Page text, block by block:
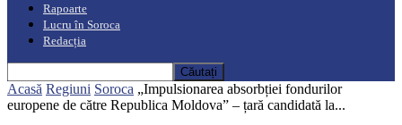
Rapoarte
Lucru în Soroca
Redacția
Acasă Regiuni Soroca „Impulsionarea absorbției fondurilor
europene de către Republica Moldova” – țară candidată la...